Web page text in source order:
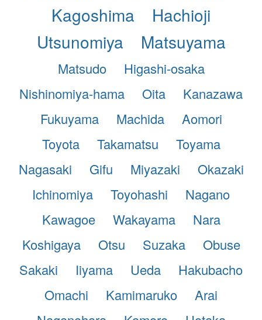
Kagoshima
Hachioji
Utsunomiya
Matsuyama
Matsudo
Higashi-osaka
Nishinomiya-hama
Oita
Kanazawa
Fukuyama
Machida
Aomori
Toyota
Takamatsu
Toyama
Nagasaki
Gifu Miyazaki
Okazaki
Ichinomiya
Toyohashi
Nagano
Kawagoe
Wakayama
Nara
Koshigaya
Otsu Suzaka
Obuse
Sakaki
Iiyama Ueda
Hakubacho
Omachi
Kamimaruko
Arai